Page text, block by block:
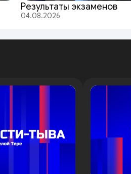
Результаты экзаменов
04.08.2026